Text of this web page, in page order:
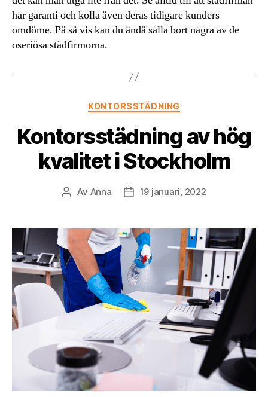
har garanti och kolla även deras tidigare kunders
omdöme. På så vis kan du ändå sålla bort några av de
oseriösa städfirmorna.
Kategorier
KONTORSSTÄDNING
Kontorsstädning av hög
kvalitet i Stockholm
Inläggsförfattare
Av Anna Inläggsdatum
19 januari, 2022